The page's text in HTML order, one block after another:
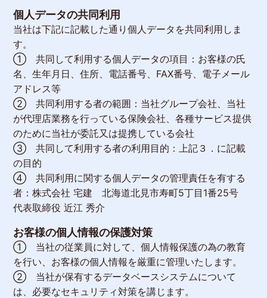
個人データの共同利用
当社は下記に記載した通り個人データを共同利用しま
す。
① 共同して利用する個人データの項目：お客様の氏
名、生年月日、住所、電話番号、FAX番号、電子メール
アドレス等
② 共同利用する者の範囲：当社グループ会社、当社
が代理店業務を行っている保険会社、各種サービス提供
のために当社が委託又は提携している会社
③ 共同して利用する者の利用目的：上記３．に記載
の目的
④ 共同利用に関する個人データの管理責任を有する
者：株式会社 宅建 北海道北見市寿町5丁目1番25号
代表取締役 近江 秀介
お客様の個人情報の保護対策
① 当社の従業員に対して、個人情報保護の為の教育
を行い、お客様の個人情報を厳重に管理いたします。
② 当社が保有するデータベースシステムについて
は、必要なセキュリティ対策を講じます。